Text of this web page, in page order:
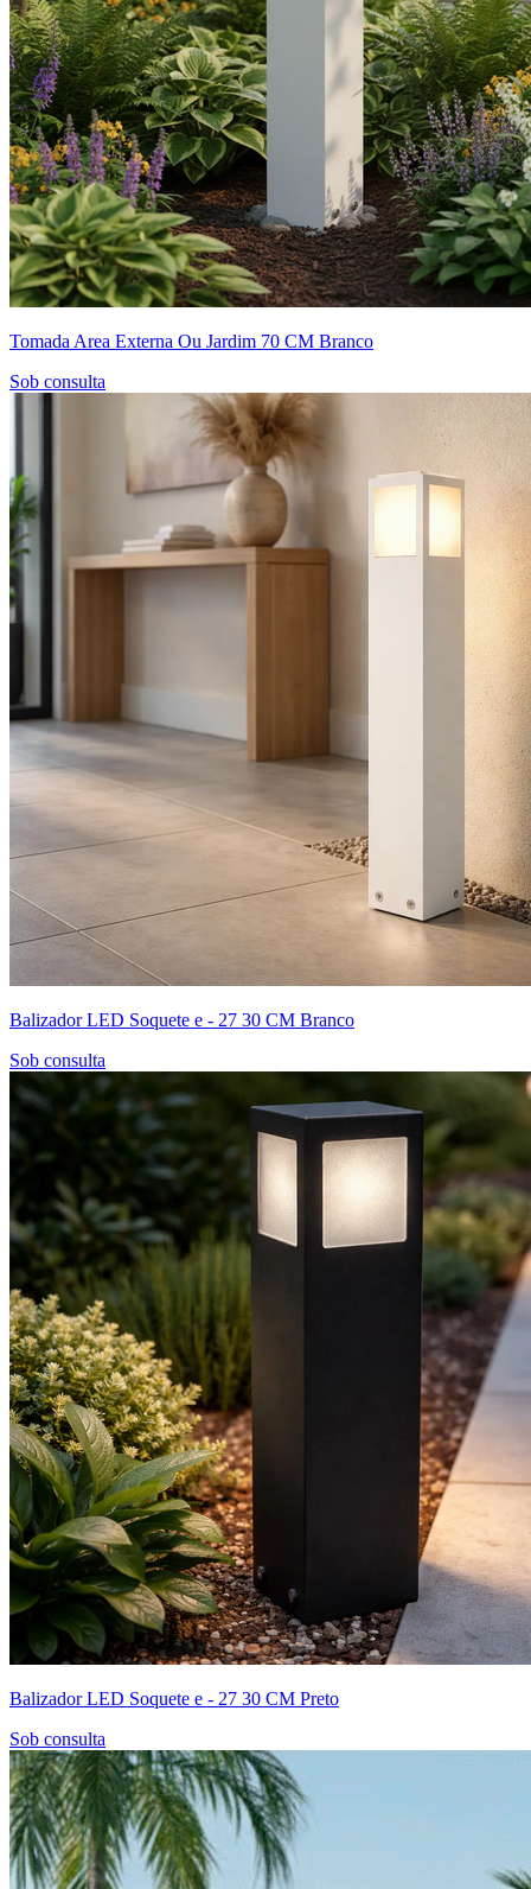
Tomada Area Externa Ou Jardim 70 CM Branco
Sob consulta
Balizador LED Soquete e - 27 30 CM Branco
Sob consulta
Balizador LED Soquete e - 27 30 CM Preto
Sob consulta